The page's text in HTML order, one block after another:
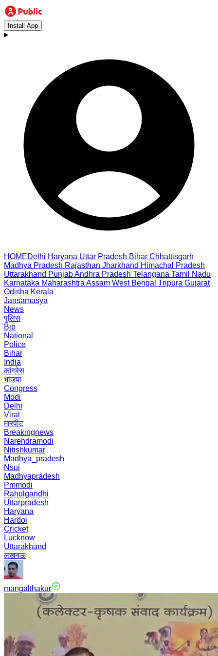
Install App
HOMEDelhi Haryana Uttar Pradesh Bihar Chhattisgarh
Madhya Pradesh Rajasthan Jharkhand Himachal Pradesh
Uttarakhand PunjabAndhra Pradesh Telangana Tamil Nadu
Karnataka Maharashtra Assam West Bengal Tripura Gujarat
Odisha Kerala
Jansamasya
News
पुलिस
Bjp
National
Police
Bihar
India
कांग्रेस
भाजपा
Congress
Modi
Delhi
Viral
मारपीट
Breakingnews
Narendramodi
Nitishkumar
Madhya_pradesh
Nsui
Madhyapradesh
Pmmodi
Rahulgandhi
Uttarpradesh
Haryana
Hardoi
Cricket
Lucknow
Uttarakhand
लखनऊ
mangalthakur